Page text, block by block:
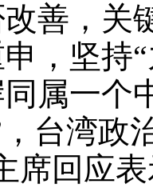
善，关
，坚持
属一个
台湾政
席回应